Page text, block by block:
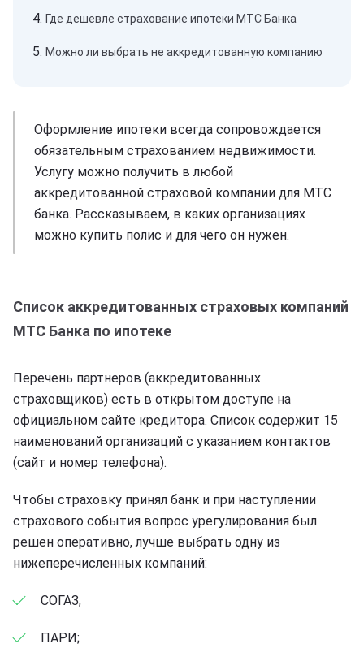
Где дешевле страхование ипотеки МТС Банка
Можно ли выбрать не аккредитованную компанию
Оформление ипотеки всегда сопровождается
обязательным страхованием недвижимости.
Услугу можно получить в любой
аккредитованной страховой компании для МТС
банка. Рассказываем, в каких организациях
можно купить полис и для чего он нужен.
Список аккредитованных страховых компаний
МТС Банка по ипотеке
Перечень партнеров (аккредитованных
страховщиков) есть в открытом доступе на
официальном сайте кредитора. Список содержит 15
наименований организаций с указанием контактов
(сайт и номер телефона).
Чтобы страховку принял банк и при наступлении
страхового события вопрос урегулирования был
решен оперативно, лучше выбрать одну из
нижеперечисленных компаний:
СОГАЗ;
ПАРИ;